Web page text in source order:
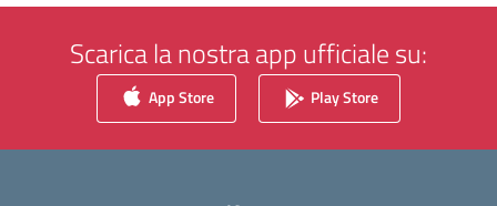
Scarica la nostra app ufficiale su:
App Store Play Store